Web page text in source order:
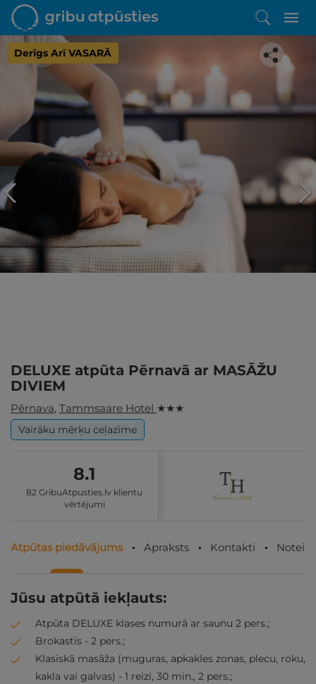
Derīgs Arī VASARĀ
Iepatikās šis piedāvājums?
Līdz brīnišķīgai atpūtai atlikuši tikai daži soļi
PĒRKU
DELUXE atpūta Pērnavā ar MASĀŽU
DIVIEM
Pērnava, Tammsaare Hotel ★ ★ ★
Vairāku mērķu ceļazīme
8.1
82 GribuAtpusties.lv klientu
vērtējumi
Atpūtas piedāvājums Apraksts Kontakti
Jūsu atpūtā iekļauts:
Atpūta DELUXE klases numurā ar saunu 2 pers.;
Brokastis - 2 pers.;
Klasiskā masāža (muguras, apkakles zonas, plecu, roku,
kakla vai galvas) - 1 reizi, 30 min., 2 pers.;